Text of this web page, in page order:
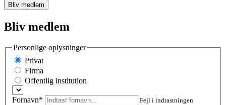
Bliv medlem
Bliv medlem
Personlige oplysninger
Privat
Firma
Offentlig institution
Fornavn* Fejl i indtastningen